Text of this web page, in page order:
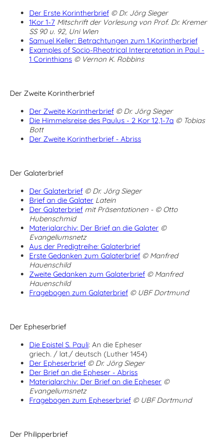
Der Erste Korintherbrief © Dr. Jörg Sieger
1Kor 1-7 Mitschrift der Vorlesung von Prof. Dr. Kremer
SS 90 u. 92, Uni Wien
Samuel Keller: Betrachtungen zum 1.Korintherbrief
Examples of Socio-Rheotrical Interpretation in Paul -
1 Corinthians © Vernon K. Robbins
Der Zweite Korintherbrief
Der Zweite Korintherbrief © Dr. Jörg Sieger
Die Himmelsreise des Paulus - 2 Kor 12,1-7a © Tobias
Bott
Der Zweite Korintherbrief - Abriss
Der Galaterbrief
Der Galaterbrief © Dr. Jörg Sieger
Brief an die Galater Latein
Der Galaterbrief mit Präsentationen - © Otto
Hubenschmid
Materialarchiv: Der Brief an die Galater ©
Evangeliumsnetz
Aus der Predigtreihe: Galaterbrief
Erste Gedanken zum Galaterbrief © Manfred
Hauenschild
Zweite Gedanken zum Galaterbrief © Manfred
Hauenschild
Fragebogen zum Galaterbrief © UBF Dortmund
Der Epheserbrief
Die Epistel S. Pauli: An die Epheser
griech. / lat./ deutsch (Luther 1454)
Der Epheserbrief © Dr. Jörg Sieger
Der Brief an die Epheser - Abriss
Materialarchiv: Der Brief an die Epheser ©
Evangeliumsnetz
Fragebogen zum Epheserbrief © UBF Dortmund
Der Philipperbrief